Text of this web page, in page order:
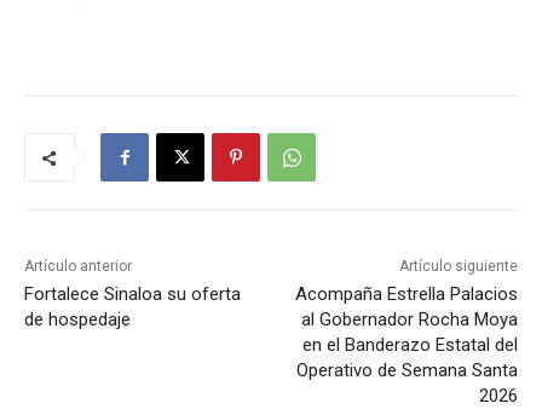
Artículo anterior
Fortalece Sinaloa su oferta
de hospedaje
Artículo siguiente
Acompaña Estrella Palacios
al Gobernador Rocha Moya
en el Banderazo Estatal del
Operativo de Semana Santa
2026